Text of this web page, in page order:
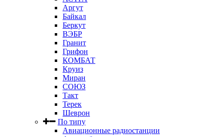
Аргут
Байкал
Беркут
ВЭБР
Гранит
Грифон
КОМБАТ
Круиз
Миран
СОЮЗ
Такт
Терек
Шеврон
По типу
Авиационные радиостанции